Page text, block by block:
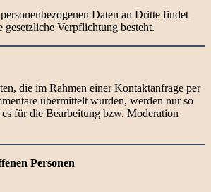
Daten an Dritte findet
gesetzliche Verpflichtung besteht.
die im Rahmen einer Kontaktanfrage per
übermittelt wurden, werden nur so
für die Bearbeitung bzw. Moderation
Personen